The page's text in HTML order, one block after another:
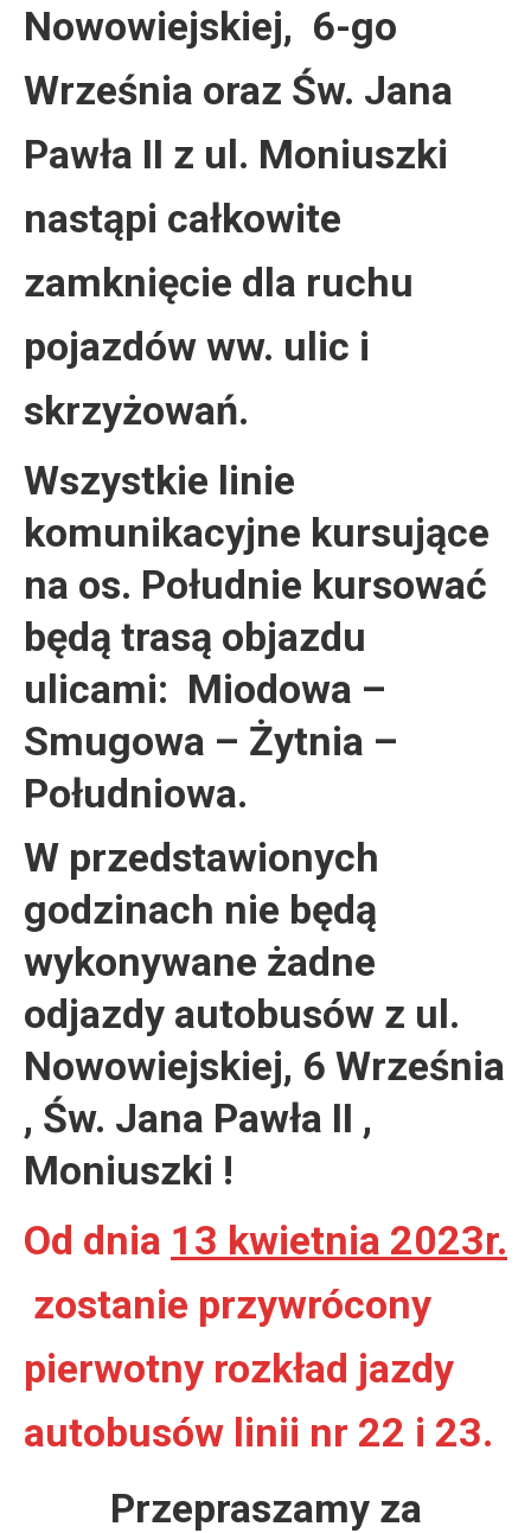
Nowowiejskiej, 6-go
Września oraz Św. Jana
Pawła II z ul. Moniuszki
nastąpi całkowite
zamknięcie dla ruchu
pojazdów ww. ulic i
skrzyżowań.
Wszystkie linie
komunikacyjne kursujące
na os. Południe kursować
będą trasą objazdu
ulicami: Miodowa –
Smugowa – Żytnia –
Południowa.
W przedstawionych
godzinach nie będą
wykonywane żadne
odjazdy autobusów z ul.
Nowowiejskiej, 6 Września
, Św. Jana Pawła II ,
Moniuszki !
Od dnia 13 kwietnia 2023r.
zostanie przywrócony
pierwotny rozkład jazdy
autobusów linii nr 22 i 23.
Przepraszamy za